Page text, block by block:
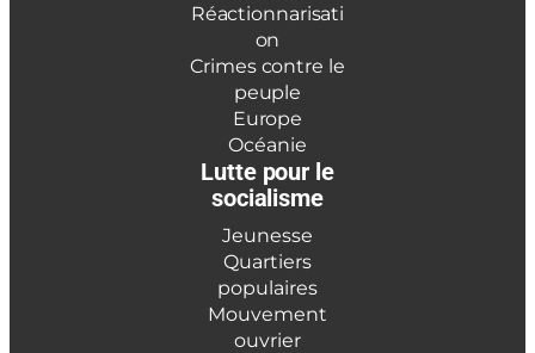
Réactionnarisati
on
Crimes contre le
peuple
Europe
Océanie
Lutte pour le
socialisme
Jeunesse
Quartiers
populaires
Mouvement
ouvrier